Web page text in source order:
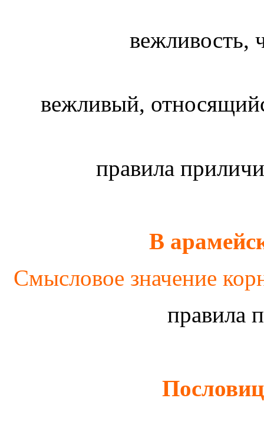
вежливость,
вежливый,
правила
В
Смысловое значение
правила